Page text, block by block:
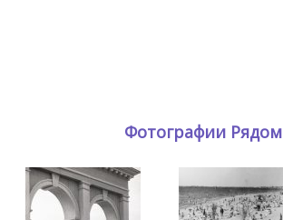
Фотографии Рядом